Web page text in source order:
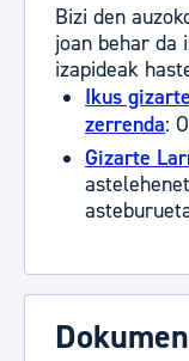
Bizi den
joan behar da
izapideak
Ikus
zerrenda:
Gizarte